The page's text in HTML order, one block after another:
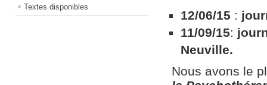
Textes disponibles
12/06/15 :
11/09/15:
Neuville.
Nous avons le